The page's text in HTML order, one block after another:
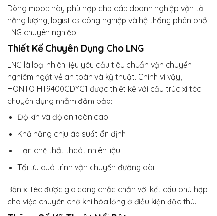
Dòng mooc này phù hợp cho các doanh nghiệp vận tải
năng lượng, logistics công nghiệp và hệ thống phân phối
LNG chuyên nghiệp.
Thiết Kế Chuyên Dụng Cho LNG
LNG là loại nhiên liệu yêu cầu tiêu chuẩn vận chuyển
nghiêm ngặt về an toàn và kỹ thuật. Chính vì vậy,
HONTO HT9400GDYC1 được thiết kế với cấu trúc xi téc
chuyên dụng nhằm đảm bảo:
Độ kín và độ an toàn cao
Khả năng chịu áp suất ổn định
Hạn chế thất thoát nhiên liệu
Tối ưu quá trình vận chuyển đường dài
Bồn xi téc được gia công chắc chắn với kết cấu phù hợp
cho việc chuyên chở khí hóa lỏng ở điều kiện đặc thù.